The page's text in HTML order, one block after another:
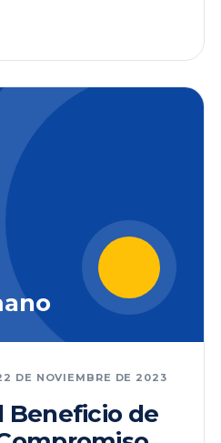
DE NOVIEMBRE DE 2023
Beneficio de